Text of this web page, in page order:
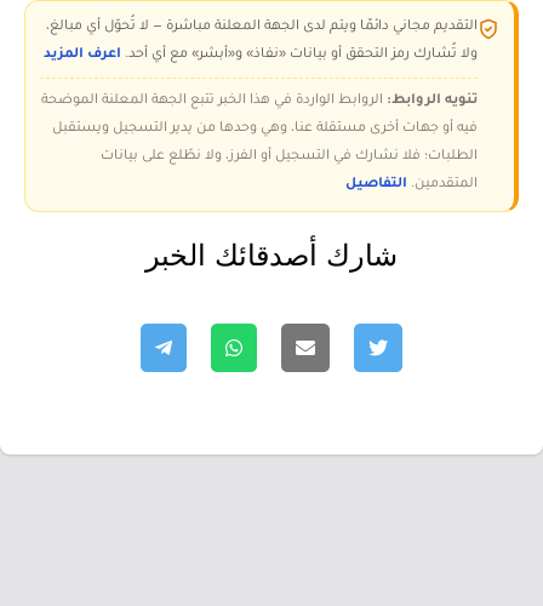
التقديم مجاني دائمًا ويتم لدى الجهة المعلنة مباشرة — لا تُحوّل أي مبالغ،
ولا تُشارك رمز التحقق أو بيانات «نفاذ» و«أبشر» مع أي أحد. اعرف المزيد
تنويه الروابط: الروابط الواردة في هذا الخبر تتبع الجهة المعلنة الموضحة
فيه أو جهات أخرى مستقلة عنا، وهي وحدها من يدير التسجيل ويستقبل
الطلبات؛ فلا نشارك في التسجيل أو الفرز، ولا نطّلع على بيانات
المتقدمين. التفاصيل
شارك أصدقائك الخبر